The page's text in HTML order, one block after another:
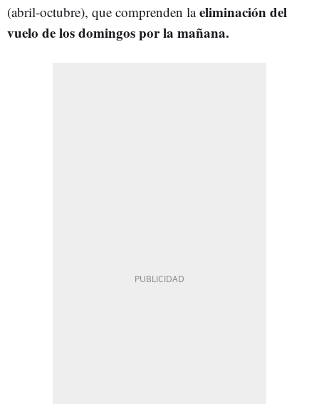
(abril-octubre), que comprenden laeliminación del
vuelo de los domingos por la mañana.